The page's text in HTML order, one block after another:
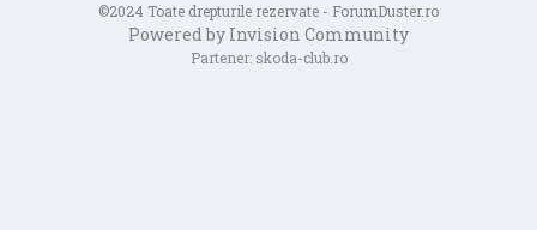
©2024 Toate drepturile rezervate - ForumDuster.ro
Powered by Invision Community
Partener: skoda-club.ro